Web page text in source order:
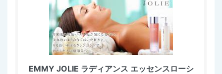
EMMY JOLIE ラディアンス エッセンスローシ